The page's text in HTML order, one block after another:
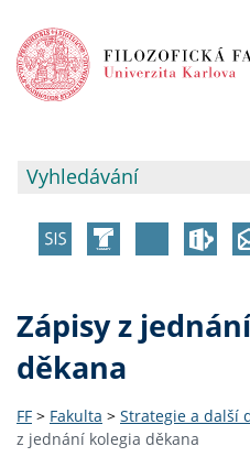
Zápisy z
děkana
FF > Fakulta > Strategie a další
z jednání kolegia děkana